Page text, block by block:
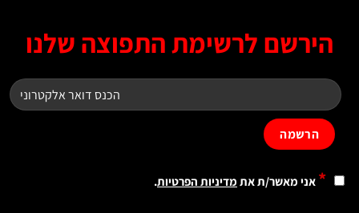
לרשימת התפוצה שלנו
אני מאשר/ת אתמדיניות הפרטיות.